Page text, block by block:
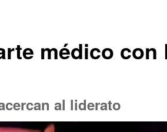
médico con
al liderato